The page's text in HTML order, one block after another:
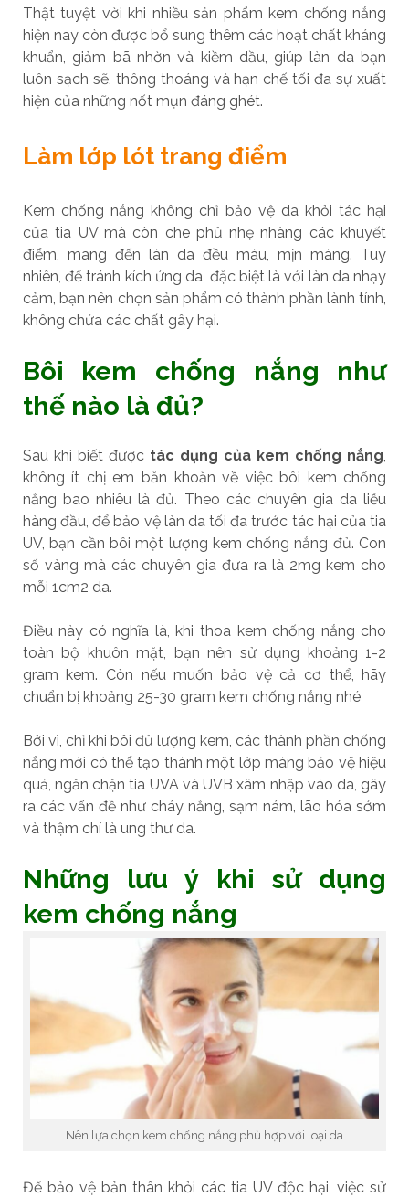
Thật tuyệt vời khi nhiều sản phẩm kem chống nắng
hiện nay còn được bổ sung thêm các hoạt chất kháng
khuẩn, giảm bã nhờn và kiềm dầu, giúp làn da bạn
luôn sạch sẽ, thông thoáng và hạn chế tối đa sự xuất
hiện của những nốt mụn đáng ghét.
Làm lớp lót trang điểm
Kem chống nắng không chỉ bảo vệ da khỏi tác hại
của tia UV mà còn che phủ nhẹ nhàng các khuyết
điểm, mang đến làn da đều màu, mịn màng. Tuy
nhiên, để tránh kích ứng da, đặc biệt là với làn da nhạy
cảm, bạn nên chọn sản phẩm có thành phần lành tính,
không chứa các chất gây hại.
Bôi kem chống nắng như
thế nào là đủ?
Sau khi biết được tác dụng của kem chống nắng,
không ít chị em băn khoăn về việc bôi kem chống
nắng bao nhiêu là đủ. Theo các chuyên gia da liễu
hàng đầu, để bảo vệ làn da tối đa trước tác hại của tia
UV, bạn cần bôi một lượng kem chống nắng đủ. Con
số vàng mà các chuyên gia đưa ra là 2mg kem cho
mỗi 1cm2 da.
Điều này có nghĩa là, khi thoa kem chống nắng cho
toàn bộ khuôn mặt, bạn nên sử dụng khoảng 1-2
gram kem. Còn nếu muốn bảo vệ cả cơ thể, hãy
chuẩn bị khoảng 25-30 gram kem chống nắng nhé
Bởi vì, chỉ khi bôi đủ lượng kem, các thành phần chống
nắng mới có thể tạo thành một lớp màng bảo vệ hiệu
quả, ngăn chặn tia UVA và UVB xâm nhập vào da, gây
ra các vấn đề như cháy nắng, sạm nám, lão hóa sớm
và thậm chí là ung thư da.
Những lưu ý khi sử dụng
kem chống nắng
Nên lựa chọn kem chống nắng phù hợp với loại da
Để bảo vệ bản thân khỏi các tia UV độc hại, việc sử